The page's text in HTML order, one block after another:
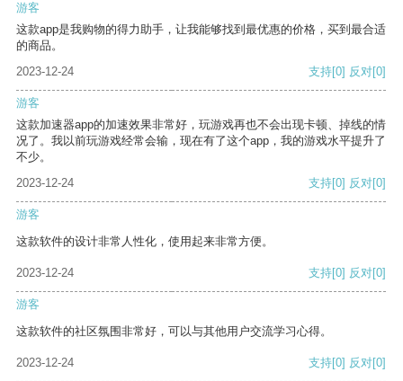
游客
这款app是我购物的得力助手，让我能够找到最优惠的价格，买到最合适
的商品。
2023-12-24
支持[0] 反对[0]
游客
这款加速器app的加速效果非常好，玩游戏再也不会出现卡顿、掉线的情
况了。我以前玩游戏经常会输，现在有了这个app，我的游戏水平提升了
不少。
2023-12-24
支持[0] 反对[0]
游客
这款软件的设计非常人性化，使用起来非常方便。
2023-12-24 支持[0] 反对[0]
游客
这款软件的社区氛围非常好，可以与其他用户交流学习心得。
2023-12-24 支持[0] 反对[0]